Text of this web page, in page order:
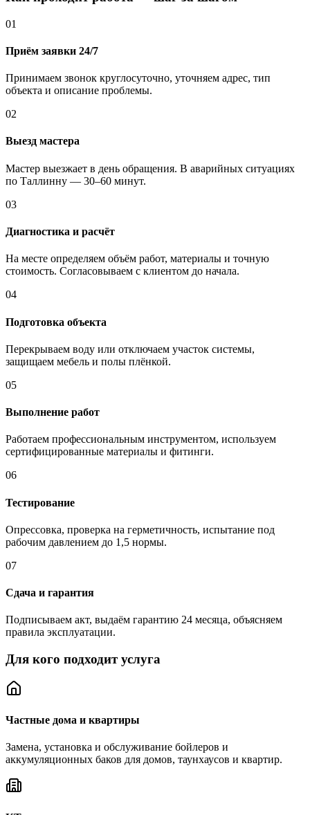
01
Приём заявки 24/7
Принимаем звонок круглосуточно, уточняем адрес, тип
объекта и описание проблемы.
02
Выезд мастера
Мастер выезжает в день обращения. В аварийных ситуациях
по Таллинну — 30–60 минут.
03
Диагностика и расчёт
На месте определяем объём работ, материалы и точную
стоимость. Согласовываем с клиентом до начала.
04
Подготовка объекта
Перекрываем воду или отключаем участок системы,
защищаем мебель и полы плёнкой.
05
Выполнение работ
Работаем профессиональным инструментом, используем
сертифицированные материалы и фитинги.
06
Тестирование
Опрессовка, проверка на герметичность, испытание под
рабочим давлением до 1,5 нормы.
07
Сдача и гарантия
Подписываем акт, выдаём гарантию 24 месяца, объясняем
правила эксплуатации.
Для кого подходит услуга
Частные дома и квартиры
Замена, установка и обслуживание бойлеров и
аккумуляционных баков для домов, таунхаусов и квартир.